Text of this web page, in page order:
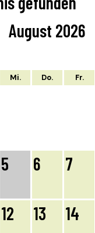
August 2026
Mi. Do. Fr.
5 6 7
12 13 14